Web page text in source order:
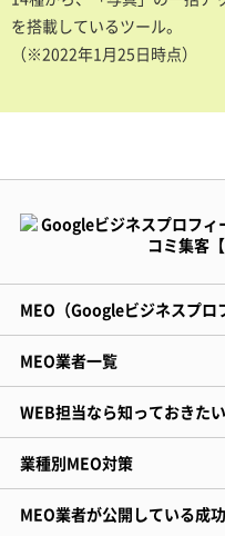
を搭載しているツール。
（※2022年1月25日時点）
MEO（Googleビジネスプロ
MEO業者一覧
WEB担当なら知っておきた
業種別MEO対策
MEO業者が公開している成